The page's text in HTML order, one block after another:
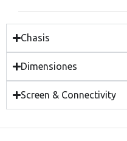
Chasis
Dimensiones
Screen & Connectivity